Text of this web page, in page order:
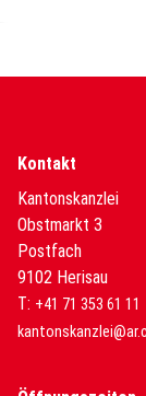
Kontakt
Kantonskanzlei
Obstmarkt 3
Postfach
9102 Herisau
T: +41 71 353 61 11